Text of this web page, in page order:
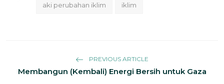
aki perubahan iklim iklim
PREVIOUS ARTICLE
Membangun (Kembali) Energi Bersih untuk Gaza